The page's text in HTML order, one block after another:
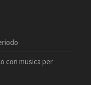
con musica per